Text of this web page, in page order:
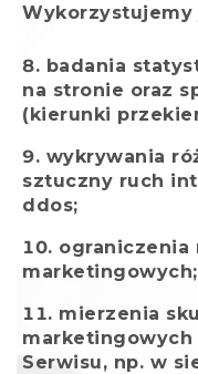
Wykorzystujemy
badania
na stronie oraz
(kierunki
wykrywania
sztuczny ruch
ddos;
ograniczenia
marketingowych;
mierzenia
marketingowych
Serwisu, np. w